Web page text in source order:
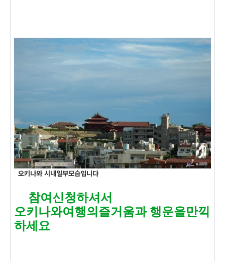
오키나와 시내일부모습입니다
참여신청하셔서
오키나와여행의즐거움과 행운을만끽
하세요